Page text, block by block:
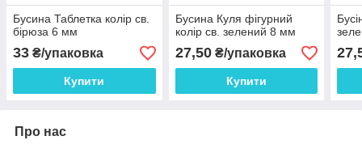
Бусина Таблетка колір св.
бірюза 6 мм
33 ₴/упаковка
Купити
Бусина Куля фігурний
колір св. зелений 8 мм
27,50₴/упаковка
Купити
Про нас